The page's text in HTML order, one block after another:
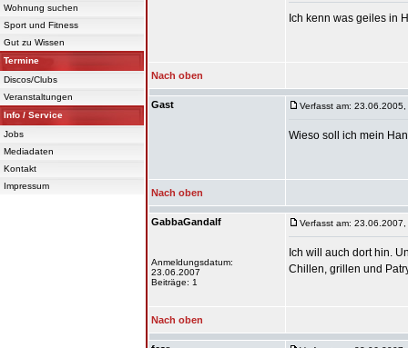
Wohnung suchen
Sport und Fitness
Gut zu Wissen
Termine
Discos/Clubs
Veranstaltungen
Info / Service
Jobs
Mediadaten
Kontakt
Impressum
Ich kenn was geiles in
Nach oben
Gast Verfasst am:
Wieso soll ich mein
Nach oben
GabbaGandalf
Anmeldungsdatum:
23.06.2007
Beiträge: 1
Verfasst am:
Ich will auch dort hin.
Chillen, grillen und
Nach oben